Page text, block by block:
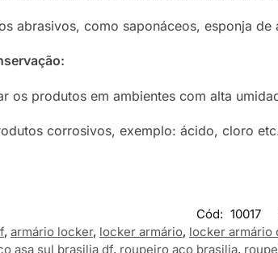
abrasivos, como saponáceos, esponja
os produtos em ambientes com alta
corrosivos, exemplo: ácido, cloro
Cód: 10017
, armário locker, locker armário, locker armário
asa sul brasilia df, roupeiro aço brasilia,